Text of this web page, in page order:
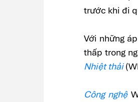
trước khi đi
Với những
thấp trong
Nhiệt thải
Công nghệ